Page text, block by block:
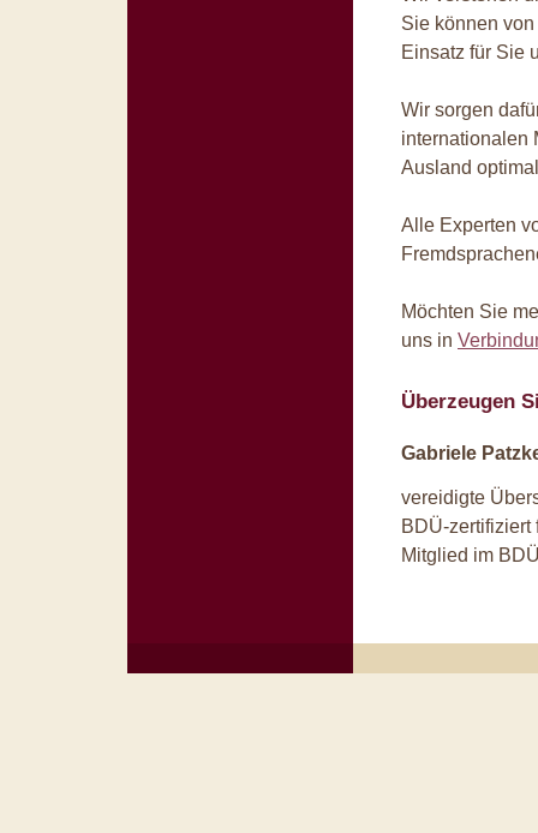
Sie können
Einsatz für Sie
Wir sorgen
internationalen
Ausland
Alle Experten
Möchten Sie
uns in
Überzeugen
Gabriele
vereidigte
BDÜ-zertifiziert
Mitglied im